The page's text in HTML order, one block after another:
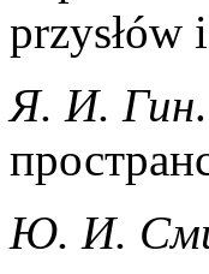
przysłów
Я. И. Гин
Ю. И.